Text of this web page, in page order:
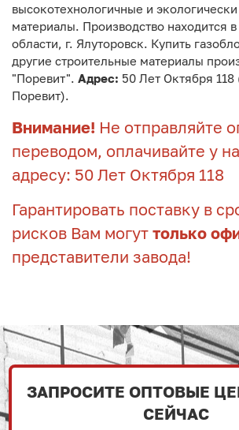
высокотехнологичные и
материалы. Производство находится
области, г. Ялуторовск. Купить
другие строительные материалы
"Поревит". Адрес: 50 Лет Октября
Поревит).
Внимание! Не отправляйте
переводом, оплачивайте у
адресу: 50 Лет Октября 118
Гарантировать поставку в
рисков Вам могут только
представители завода!
ЗАПРОСИТЕ ОПТОВЫЕ
СЕЙЧАС